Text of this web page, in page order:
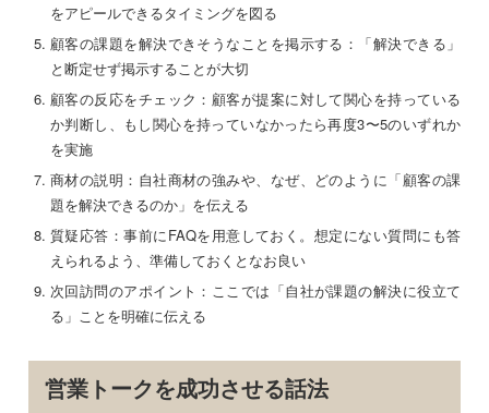
をアピールできるタイミングを図る
顧客の課題を解決できそうなことを掲示する：「解決できる」
と断定せず掲示することが大切
顧客の反応をチェック：顧客が提案に対して関心を持っている
か判断し、もし関心を持っていなかったら再度3〜5のいずれか
を実施
商材の説明：自社商材の強みや、なぜ、どのように「顧客の課
題を解決できるのか」を伝える
質疑応答：事前にFAQを用意しておく。想定にない質問にも答
えられるよう、準備しておくとなお良い
次回訪問のアポイント：ここでは「自社が課題の解決に役立て
る」ことを明確に伝える
営業トークを成功させる話法